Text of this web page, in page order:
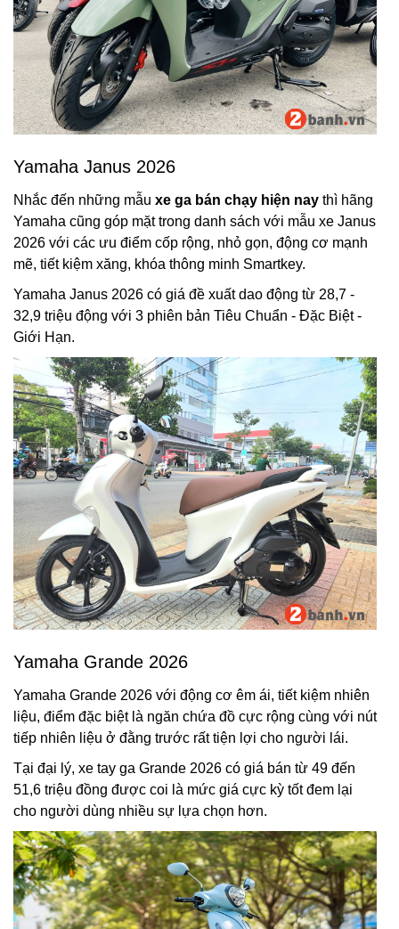
Yamaha Janus 2026
Nhắc đến những mẫu xe ga bán chạy hiện nay thì hãng
Yamaha cũng góp mặt trong danh sách với mẫu xe Janus
2026 với các ưu điểm cốp rộng, nhỏ gọn, động cơ mạnh
mẽ, tiết kiệm xăng, khóa thông minh Smartkey.
Yamaha Janus 2026 có giá đề xuất dao động từ 28,7 -
32,9 triệu động với 3 phiên bản Tiêu Chuẩn - Đặc Biệt -
Giới Hạn.
Yamaha Grande 2026
Yamaha Grande 2026 với động cơ êm ái, tiết kiệm nhiên
liệu, điểm đặc biệt là ngăn chứa đồ cực rộng cùng với nút
tiếp nhiên liệu ở đằng trước rất tiện lợi cho người lái.
Tại đại lý, xe tay ga Grande 2026 có giá bán từ 49 đến
51,6 triệu đồng được coi là mức giá cực kỳ tốt đem lại
cho người dùng nhiều sự lựa chọn hơn.